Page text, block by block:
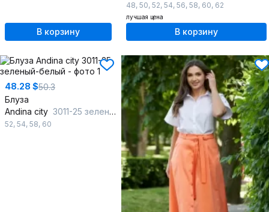
В корзину
48, 50, 52, 54, 56, 58, 60, 62
лучшая цена
В корзину
48.28 $50.3
Блуза
Andina city 3011-25 зеленый-белый
52, 54, 58, 60